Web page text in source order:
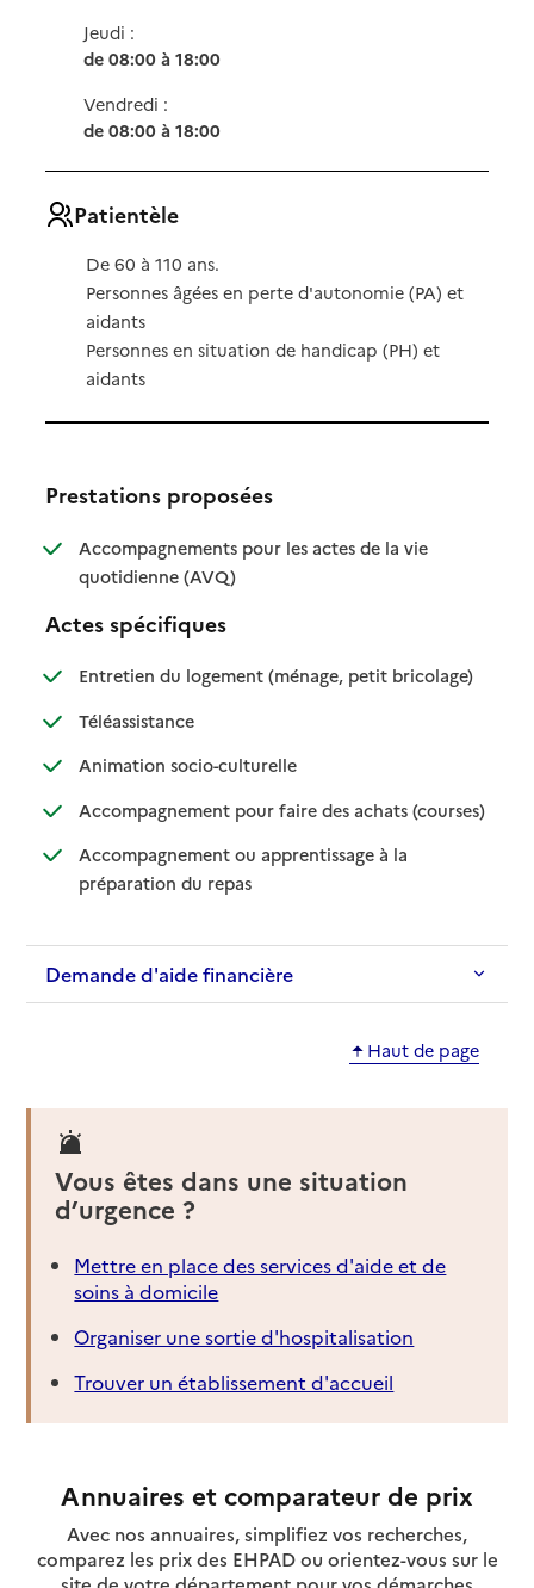
Jeudi :
de 08:00 à 18:00
Vendredi :
de 08:00 à 18:00
Patientèle
De 60 à 110 ans.
Personnes âgées en perte d'autonomie (PA) et
aidants
Personnes en situation de handicap (PH) et
aidants
Prestations proposées
Accompagnements pour les actes de la vie
quotidienne (AVQ): disponible
: non disponible
Actes spécifiques
Entretien du logement (ménage, petit bricolage): disponible
: non
Téléassistance: disponible
: non disponible
Animation socio-culturelle: disponible
: non disponible
Accompagnement pour faire des achats (courses)
:
: non
Accompagnement ou apprentissage à la
préparation du repas: disponible
: non disponible
Demande d'aide financière
Haut de page
Vous êtes dans une situation
d’urgence ?
Mettre en place des services d'aide et de
soins à domicile
Organiser une sortie d'hospitalisation
Trouver un établissement d'accueil
Annuaires et comparateur de prix
Avec nos annuaires, simplifiez vos recherches,
comparez les prix des EHPAD ou orientez-vous sur le